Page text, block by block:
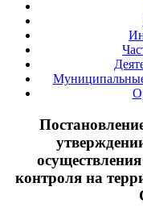
контроля на